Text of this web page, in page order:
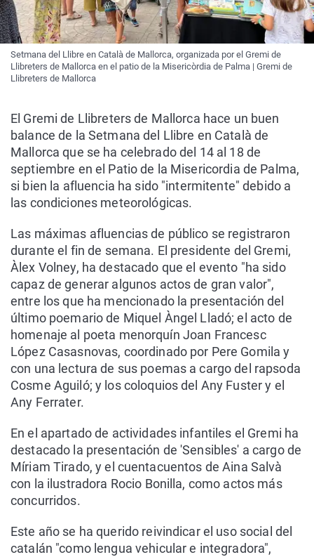
Setmana del Llibre en Català de Mallorca, organizada por el Gremi de
Llibreters de Mallorca en el patio de la Misericòrdia de Palma | Gremi de
Llibreters de Mallorca
El Gremi de Llibreters de Mallorca hace un buen
balance de la Setmana del Llibre en Català de
Mallorca que se ha celebrado del 14 al 18 de
septiembre en el Patio de la Misericordia de Palma,
si bien la afluencia ha sido "intermitente" debido a
las condiciones meteorológicas.
Las máximas afluencias de público se registraron
durante el fin de semana. El presidente del Gremi,
Àlex Volney, ha destacado que el evento "ha sido
capaz de generar algunos actos de gran valor",
entre los que ha mencionado la presentación del
último poemario de Miquel Àngel Lladó; el acto de
homenaje al poeta menorquín Joan Francesc
López Casasnovas, coordinado por Pere Gomila y
con una lectura de sus poemas a cargo del rapsoda
Cosme Aguiló; y los coloquios del Any Fuster y el
Any Ferrater.
En el apartado de actividades infantiles el Gremi ha
destacado la presentación de 'Sensibles' a cargo de
Míriam Tirado, y el cuentacuentos de Aina Salvà
con la ilustradora Rocio Bonilla, como actos más
concurridos.
Este año se ha querido reivindicar el uso social del
catalán "como lengua vehicular e integradora",